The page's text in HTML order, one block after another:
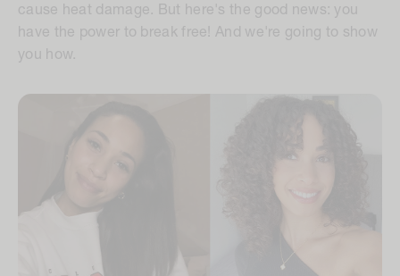
cause heat damage. But here's the good news: you
have the power to break free! And we're going to show
you how.